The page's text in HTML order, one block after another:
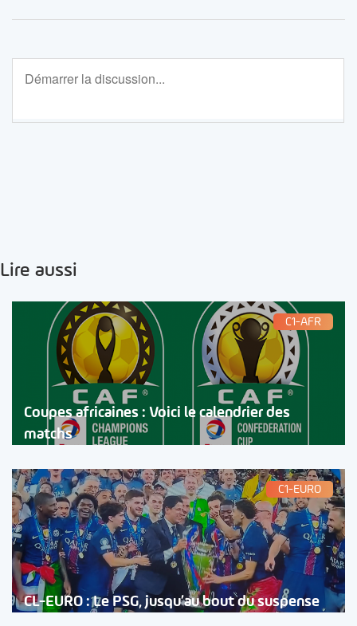
Lire aussi
C1-AFR
Coupes africaines : Voici le calendrier des
matchs
C1-EURO
CL-EURO : Le PSG, jusqu’au bout du suspense